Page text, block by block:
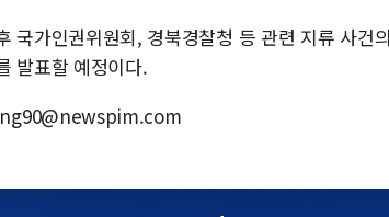
국가인권위원회, 경북경찰청 등 관련 지류 사건
발표할 예정이다.